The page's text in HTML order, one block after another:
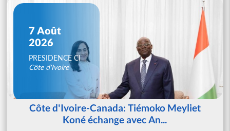
7 Août
2026
PRESIDENCE CI
Côte d'Ivoire
Côte d'Ivoire-Canada: Tiémoko Meyliet
Koné échange avec An...